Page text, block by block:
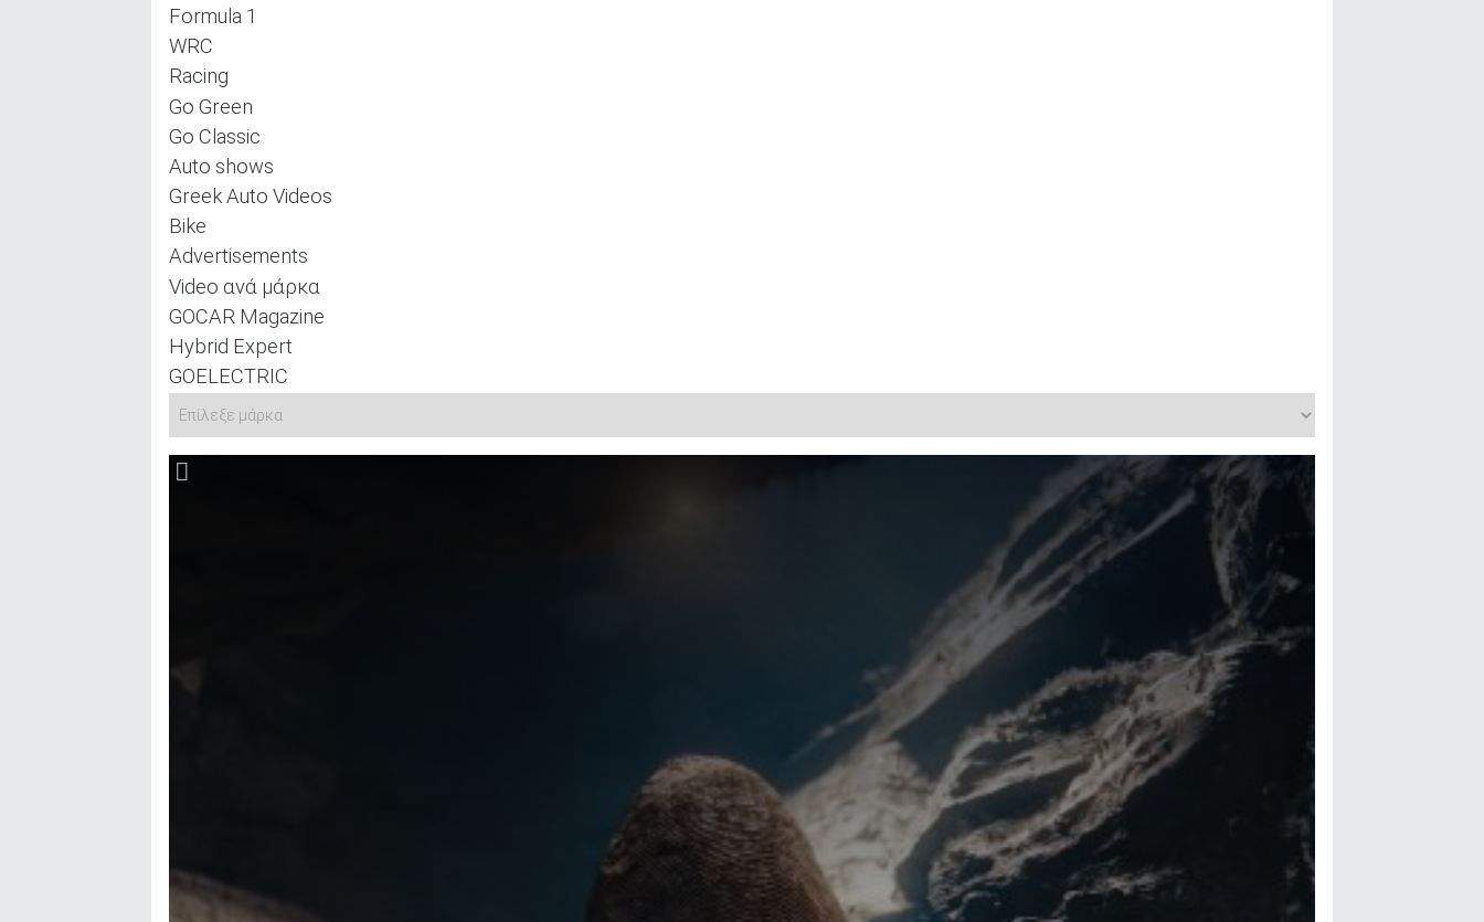
Formula 1
WRC
Racing
Go Green
Go Classic
Auto shows
Greek Auto Videos
Bike
Advertisements
Video ανά μάρκα
GOCAR Magazine
Hybrid Expert
GOELECTRIC